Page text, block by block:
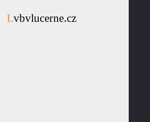
Lvbvlucerne.cz